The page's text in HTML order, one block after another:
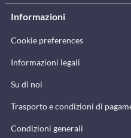
Informazioni
Cookie preferences
Informazioni legali
Su di noi
Trasporto e condizioni di
Condizioni generali